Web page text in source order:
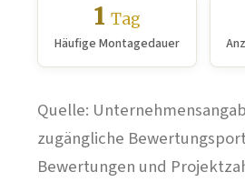
1 Tag
Häufige Montagedauer
Quelle:
zugängliche
Bewertungen und